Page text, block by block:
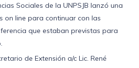
Sociales de la UNPSJB lanzó una
on line para continuar con las
que estaban previstas para
de Extensión a/c Lic. René